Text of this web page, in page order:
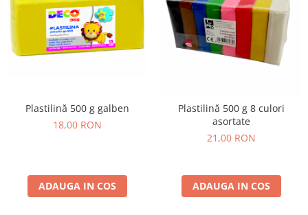
Amenajări camere senzoriale
Echipamente camere senzoriale
Oferte pentru Camere Senzoriale
Jucarii de constructii
Jocuri matematice
Jucării de sortare
Plastilină 500 g galben
18,00 RON
ADAUGA IN COS
Plastilină 500 g 8 culori
asortate
21,00 RON
ADAUGA IN COS